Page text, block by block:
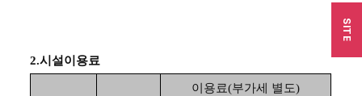
SITE
2.시설이용료
이용료(부가세 별도)